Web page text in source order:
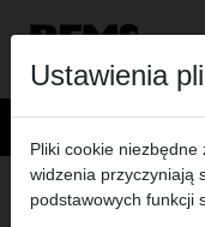
KONTAKTY
Ustawienia
Pliki cookie
widzenia przyczyniają
podstawowych funkcji